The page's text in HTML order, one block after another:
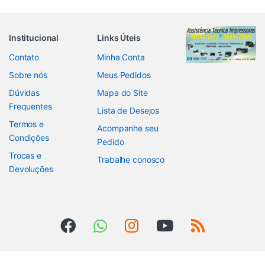
Institucional
Contato
Sobre nós
Dúvidas
Frequentes
Termos e
Condições
Trocas e
Devoluções
Links Úteis
Minha Conta
Meus Pedidos
Mapa do Site
Lista de Desejos
Acompanhe seu
Pedido
Trabalhe conosco